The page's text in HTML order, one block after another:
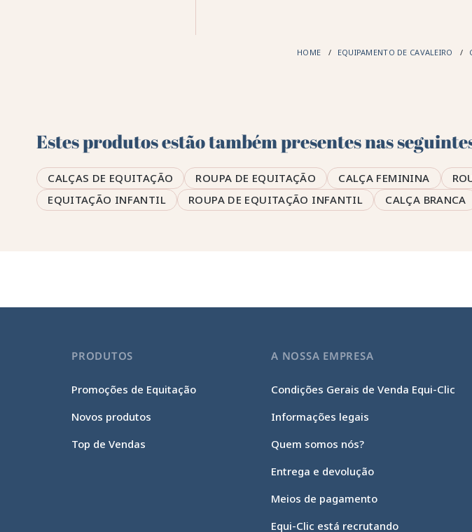
HOME EQUIPAMENTO DE CAVALEIRO
Estes produtos estão também presentes nas
CALÇAS DE EQUITAÇÃO ROUPA DE EQUITAÇÃO CALÇA FEMININA
EQUITAÇÃO INFANTIL
ROUPA DE EQUITAÇÃO INFANTIL CALÇA BRANCA
PRODUTOS
Promoções de Equitação
Novos produtos
Top de Vendas
A NOSSA EMPRESA
Condições Gerais de Venda Equi-Clic
Informações legais
Quem somos nós?
Entrega e devolução
Meios de pagamento
Equi-Clic está recrutando